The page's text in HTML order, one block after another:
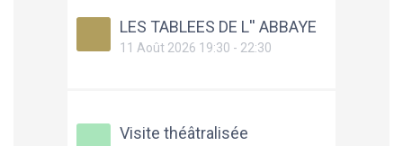
LES TABLEES DE L'' ABBAYE
11 Août 2026 19:30 - 22:30
Visite théâtralisée